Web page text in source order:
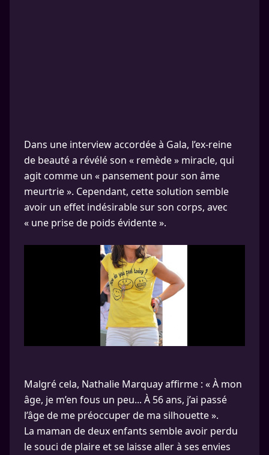
Dans une interview accordée à Gala, l’ex-reine
de beauté a révélé son « remède » miracle, qui
agit comme un « pansement pour son âme
meurtrie ». Cependant, cette solution semble
avoir un effet indésirable sur son corps, avec
« une prise de poids évidente ».
Malgré cela, Nathalie Marquay affirme : « À mon
âge, je m’en fous un peu... À 56 ans, j’ai passé
l’âge de me préoccuper de ma silhouette ».
La maman de deux enfants semble avoir perdu
le souci de plaire et se laisse aller à ses envies